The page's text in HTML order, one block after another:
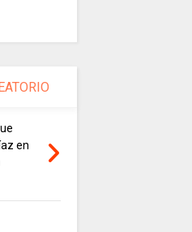
en